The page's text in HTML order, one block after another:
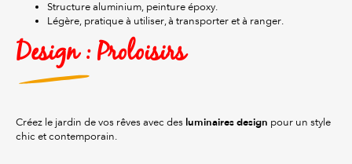
Structure aluminium, peinture époxy.
Légère, pratique à utiliser, à transporter et à ranger.
Design : Proloisirs
Créez le jardin de vos rêves avec des luminaires design pour un style
chic et contemporain.